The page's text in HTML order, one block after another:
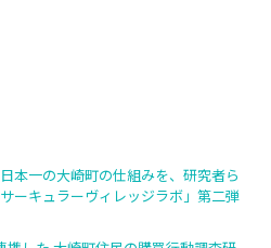
本一の大崎町の仕組みを、研究者ら
ーキュラーヴィレッジラボ」第二弾